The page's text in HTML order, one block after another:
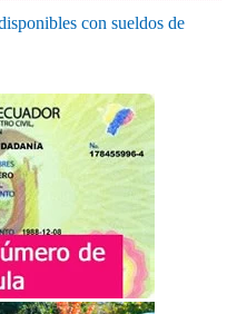
con sueldos de